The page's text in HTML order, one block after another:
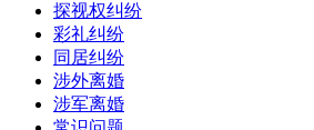
探视权纠纷
彩礼纠纷
同居纠纷
涉外离婚
涉军离婚